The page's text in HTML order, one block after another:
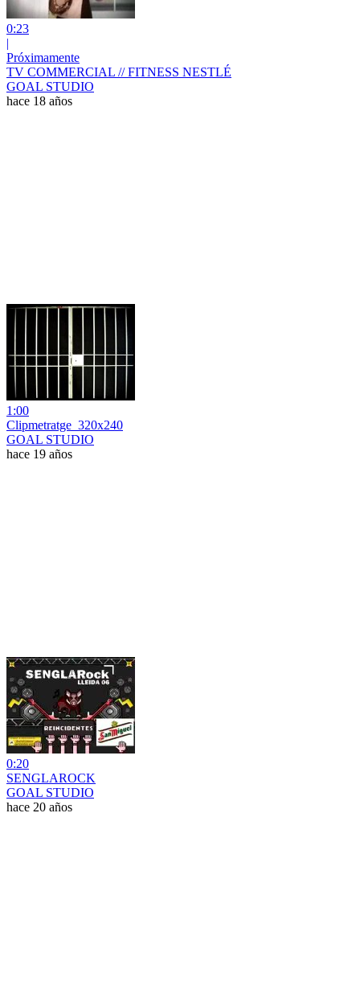
0:23
|
Próximamente
TV COMMERCIAL // FITNESS NESTLÉ
GOAL STUDIO
hace 18 años
1:00
Clipmetratge_320x240
GOAL STUDIO
hace 19 años
0:20
SENGLAROCK
GOAL STUDIO
hace 20 años